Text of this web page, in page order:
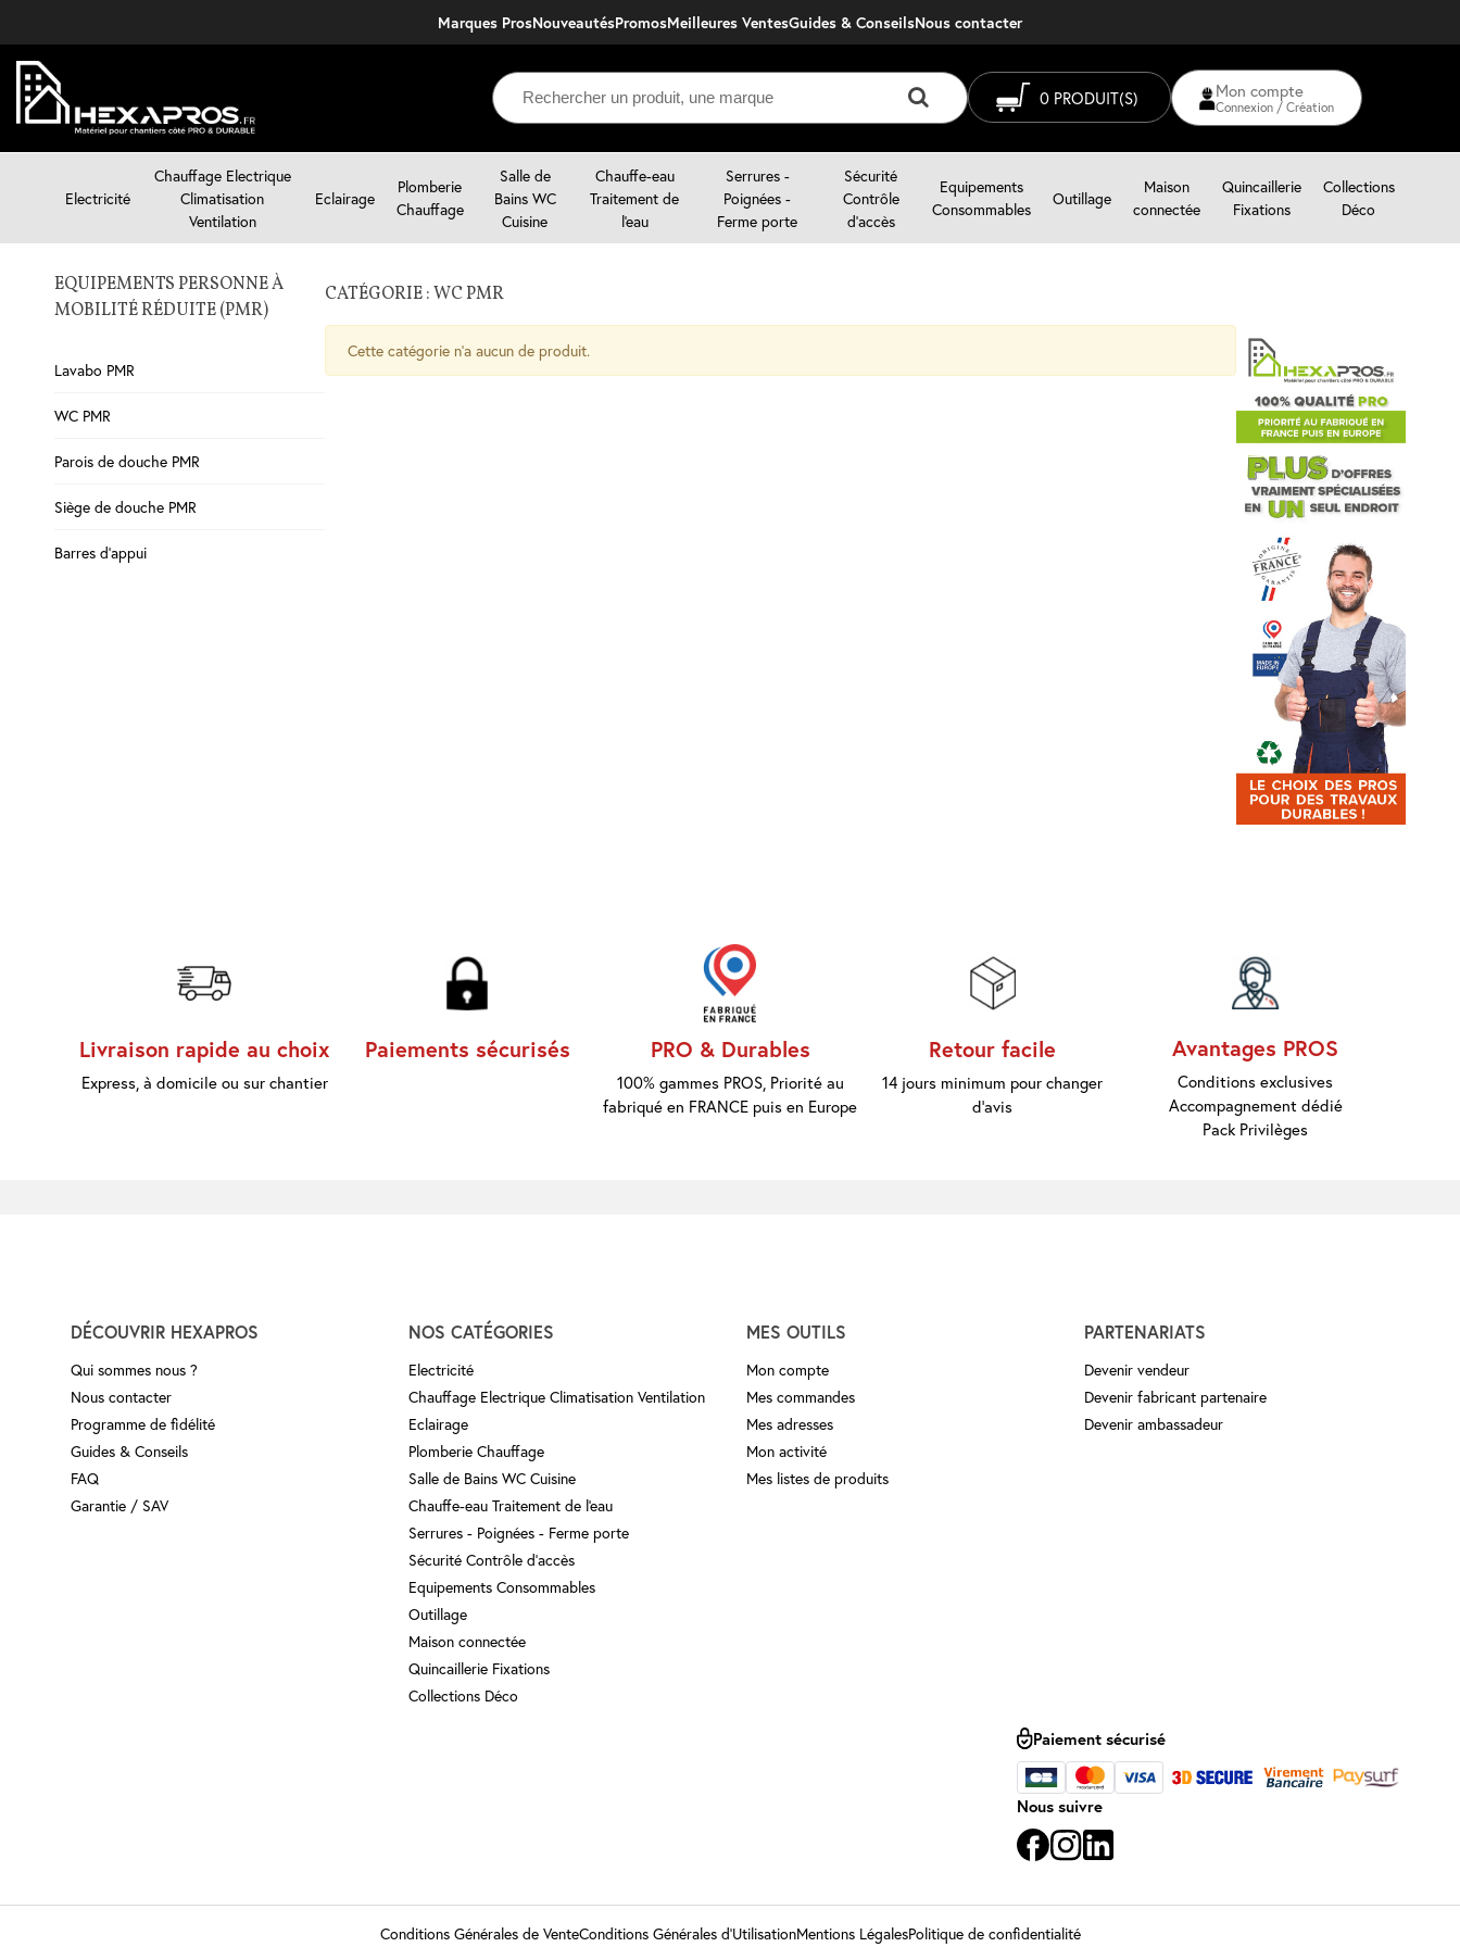
Marques ProsNouveautésPromosMeilleures VentesGuides & Conseils nous contacter
0 PRODUIT(S) Mon compte
Connexion / Création
Electricité
Chauffage Electrique
Climatisation
Ventilation
Eclairage
Plomberie
Chauffage
Salle de
Bains WC
Cuisine
Chauffe-eau
Traitement de
l'eau
Serrures -
Poignées -
Ferme porte
Sécurité
Contrôle
d'accès
Equipements
Consommables
Outillage
Maison
connectée
Quincaillerie
Fixations
Collections
Déco
EQUIPEMENTS PERSONNE À
MOBILITÉ RÉDUITE (PMR)
Lavabo PMR
WC PMR
Parois de douche PMR
Siège de douche PMR
Barres d'appui
CATÉGORIE : WC PMR
Cette catégorie n'a aucun de produit.
Livraison rapide au choix
Express, à domicile ou sur chantier
Paiements sécurisés PRO & Durables
100% gammes PROS, Priorité au
fabriqué en FRANCE puis en Europe
Retour facile
14 jours minimum pour changer
d'avis
Avantages PROS
Conditions exclusives
Accompagnement dédié
Pack Privilèges
DÉCOUVRIR HEXAPROS
Qui sommes nous ?
Nous contacter
Programme de fidélité
Guides & Conseils
FAQ
Garantie / SAV
NOS CATÉGORIES
Electricité
Chauffage Electrique Climatisation Ventilation
Eclairage
Plomberie Chauffage
Salle de Bains WC Cuisine
Chauffe-eau Traitement de l'eau
Serrures - Poignées - Ferme porte
Sécurité Contrôle d'accès
Equipements Consommables
Outillage
Maison connectée
Quincaillerie Fixations
Collections Déco
MES OUTILS
Mon compte
Mes commandes
Mes adresses
Mon activité
Mes listes de produits
PARTENARIATS
Devenir vendeur
Devenir fabricant partenaire
Devenir ambassadeur
Paiement sécurisé
Nous suivre
Conditions Générales de VenteConditions Générales d’UtilisationMentions LégalesPolitique de confidentialité